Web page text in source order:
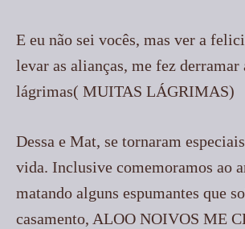
E eu não sei vocês, mas ver a
levar as alianças, me fez derramar
lágrimas( MUITAS LÁGRIMAS)
Dessa e Mat, se tornaram
vida. Inclusive comemoramos ao
matando alguns espumantes que
casamento, ALOO NOIVOS ME